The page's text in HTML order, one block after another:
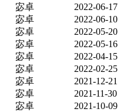
宓卓
2022-06-17
宓卓
2022-06-10
宓卓
2022-05-20
宓卓
2022-05-16
宓卓
2022-04-15
宓卓
2022-02-25
宓卓
2021-12-21
宓卓
2021-11-30
宓卓
2021-10-09